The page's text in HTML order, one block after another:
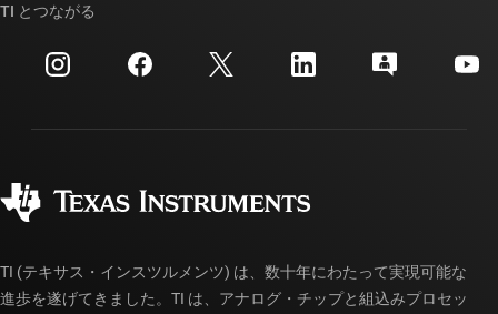
投資家向け情報
製造
クロスリファレンス検索
カスタマー・サポート・センター
myTI アカウントの FAQ
ご注文に関する FAQ
TI とつながる
TI (テキサス・インスツルメンツ) は、数十年にわたって実現可能な
進歩を遂げてきました。TI は、アナログ・チップと組込みプロセッ